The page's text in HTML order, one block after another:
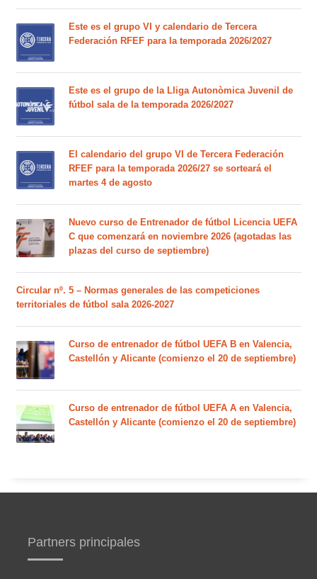
Este es el grupo VI y calendario de Tercera
Federación RFEF para la temporada 2026/2027
Este es el grupo de la Lliga Autonòmica Juvenil de
fútbol sala de la temporada 2026/2027
El calendario del grupo VI de Tercera Federación
RFEF para la temporada 2026/27 se sorteará el
martes 4 de agosto
Nuevo curso de Entrenador de fútbol Licencia UEFA
C que comenzará en noviembre 2026 (agotadas las
plazas del curso de septiembre)
Circular nº. 5 – Normas generales de las competiciones
territoriales de fútbol sala 2026-2027
Curso de entrenador de fútbol UEFA B en Valencia,
Castellón y Alicante (comienzo el 20 de septiembre)
Curso de entrenador de fútbol UEFA A en Valencia,
Castellón y Alicante (comienzo el 20 de septiembre)
Partners principales